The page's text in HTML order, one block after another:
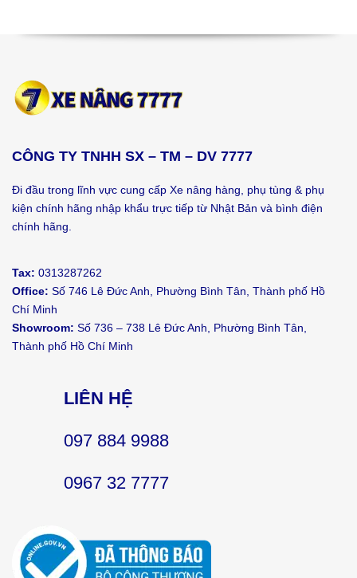
CÔNG TY TNHH SX – TM – DV 7777
Đi đầu trong lĩnh vực cung cấp Xe nâng hàng, phụ tùng & phụ
kiện chính hãng nhập khẩu trực tiếp từ Nhật Bản và bình điện
chính hãng.
Tax: 0313287262
Office: Số 746 Lê Đức Anh, Phường Bình Tân, Thành phố Hồ
Chí Minh
Showroom: Số 736 – 738 Lê Đức Anh, Phường Bình Tân,
Thành phố Hồ Chí Minh
LIÊN HỆ
097 884 9988
0967 32 7777